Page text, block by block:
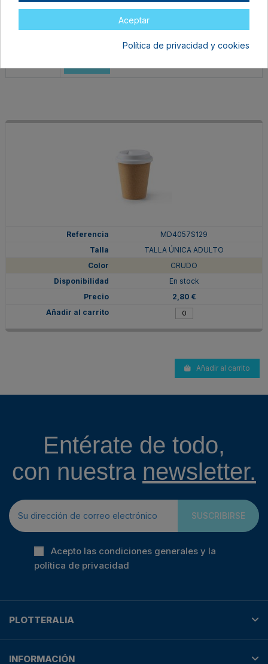
Filtrar lista de variantes por:
MD4057S129
TALLA ÚNICA ADULTO
CRUDO
En stock
2,80 €
Añadir al carrito
Entérate de todo,
con nuestra newsletter.
SUSCRIBIRSE
Acepto las condiciones generales y la
política de privacidad
PLOTTERALIA
INFORMACIÓN
Aceptar
Política de privacidad y cookies